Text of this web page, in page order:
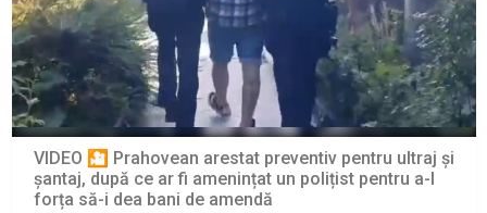
VIDEO 🎦 Prahovean arestat preventiv pentru ultraj și
șantaj, după ce ar fi amenințat un polițist pentru a-l
forța să-i dea bani de amendă